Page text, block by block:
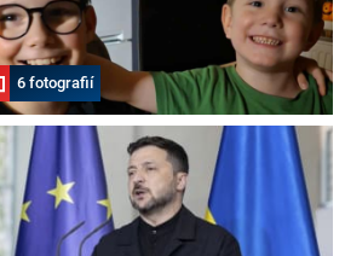
6 fotografií